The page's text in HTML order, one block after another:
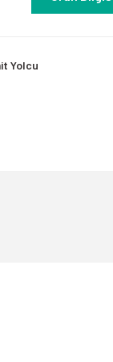
Yolcu